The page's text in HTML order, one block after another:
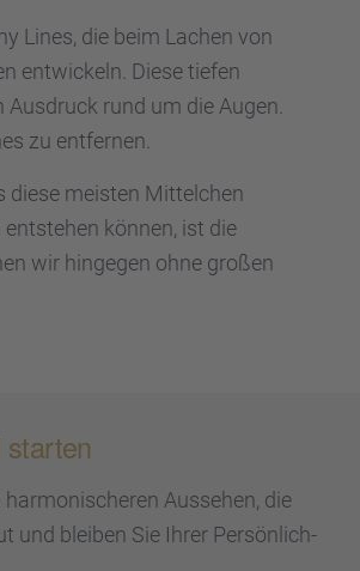
Lines, die beim Lachen von
entwi­ckeln. Diese tiefen
rund um die Augen.
zu entfer­nen.
diese meisten Mittel­chen
können, ist die
wir hinge­gen ohne großen
Ausse­hen, die
und bleiben Sie Ihrer Persön­lich­